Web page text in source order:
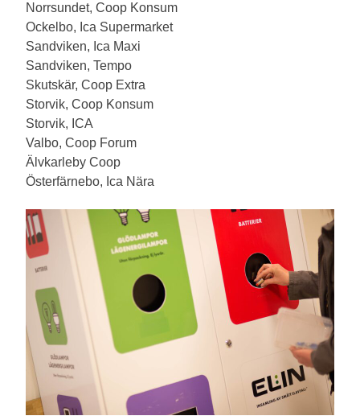
Norrsundet, Coop Konsum
Ockelbo, Ica Supermarket
Sandviken, Ica Maxi
Sandviken, Tempo
Skutskär, Coop Extra
Storvik, Coop Konsum
Storvik, ICA
Valbo, Coop Forum
Älvkarleby Coop
Österfärnebo, Ica Nära